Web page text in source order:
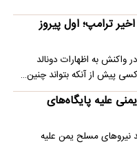
ترامپ؛ اول پیروز
واکنش به اظهارات دونالد
پیش از آنکه بتواند چنین…
علیه پایگاه‌های
نیروهای مسلح یمن علیه